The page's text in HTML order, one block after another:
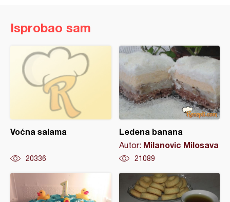
Isprobao sam
Voćna salama
20336
Ledena banana
Autor: Milanovic Milosava
21089